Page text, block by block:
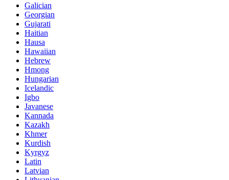
Galician
Georgian
Gujarati
Haitian
Hausa
Hawaiian
Hebrew
Hmong
Hungarian
Icelandic
Igbo
Javanese
Kannada
Kazakh
Khmer
Kurdish
Kyrgyz
Latin
Latvian